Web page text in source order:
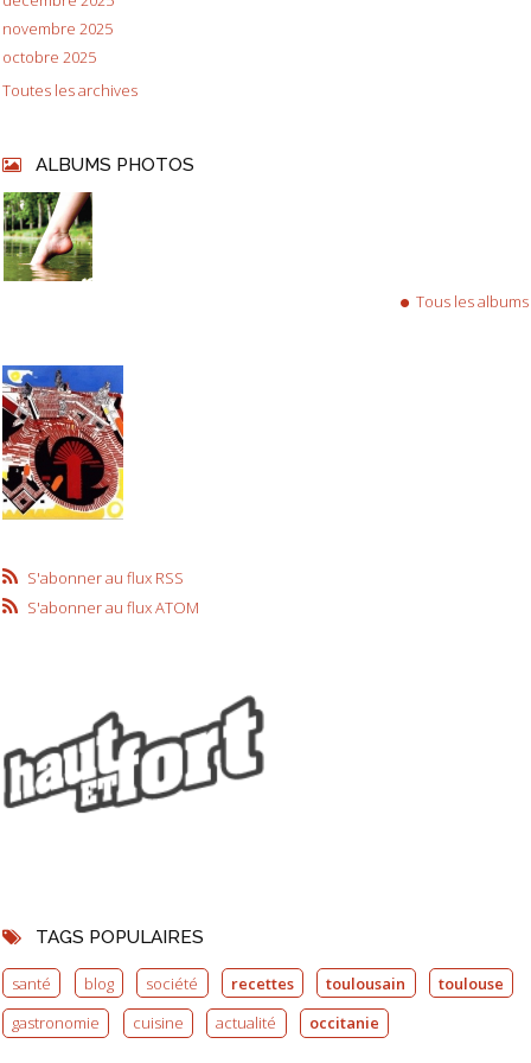
novembre 2025
octobre 2025
Toutes les archives
ALBUMS PHOTOS
Tous les albums
S'abonner au flux RSS
S'abonner au flux ATOM
TAGS POPULAIRES
santé blog société recettes toulousain
toulouse
gastronomie
cuisine actualité occitanie